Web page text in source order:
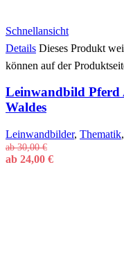
Schnellansicht
Details Dieses Produkt
können auf der
Leinwandbild Pferd
Waldes
Leinwandbilder, Thematik,
ab30,00€
ab 24,00 €